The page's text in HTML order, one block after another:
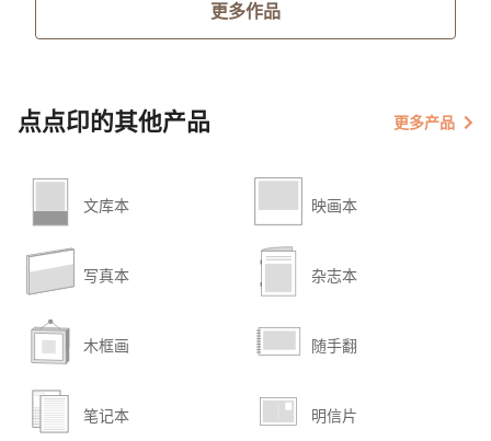
更多作品
点点印的其他产品 更多产品
文库本 映画本
写真本 杂志本
木框画 随手翻
笔记本 明信片